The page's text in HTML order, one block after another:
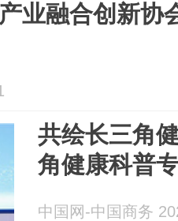
业融合创新协
共绘长三角
角健康科普
中国网-中国商务